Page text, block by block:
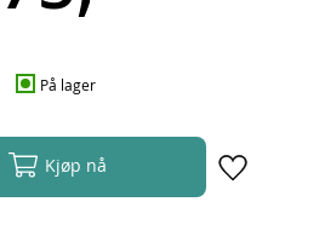
På lager
Kjøp nå